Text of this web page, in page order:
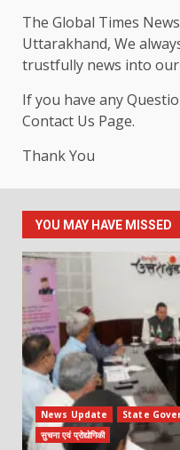
The Global Times
Uttarakhand, We
trustfully news into
If you have any
Contact Us Page.
Thank You
YOU MAY HAVE MISSED
News Update State
सुचना एवं प्रोद्योगिकी